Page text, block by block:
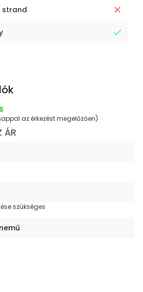
strand
az érkezést megelőzően)
ÁR
szükséges